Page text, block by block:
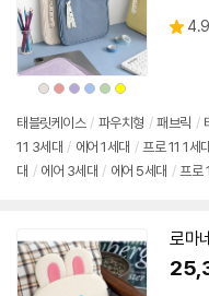
상
품
상
상
품
색
상
상
품
색
상
상
품
상
상
품
색
상
상
품
상
별
4.9
태블릿케이스 / 파우치형 / 패브릭 /
11 3세대 / 에어 1세대 / 프로11 1세대
대 / 에어 3세대 / 에어 5세대 / 프로
로마